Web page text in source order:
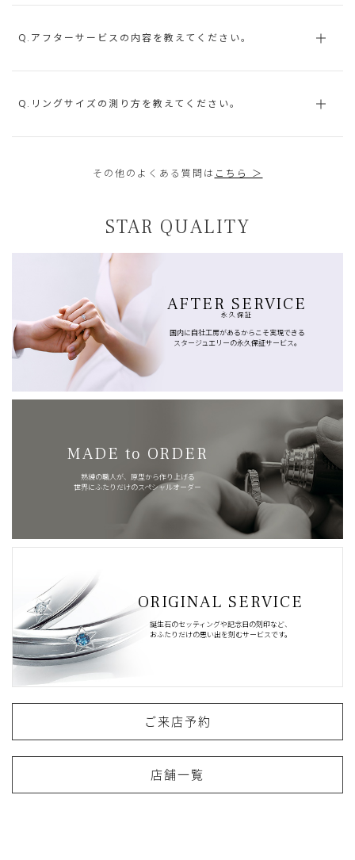
Q.アフターサービスの内容を教えてください。
Q.リングサイズの測り方を教えてください。
その他のよくある質問は こちら ＞
STAR QUALITY
AFTER SERVICE
永久保証
国内に自社工房があるからこそ実現できる
スタージュエリーの永久保証サービス。
MADE to ORDER
熟練の職人が、原型から作り上げる
世界にふたりだけのスペシャルオーダー
ORIGINAL SERVICE
誕生石のセッティングや記念日の刻印など、
おふたりだけの思い出を刻むサービスです。
ご来店予約
店舗一覧